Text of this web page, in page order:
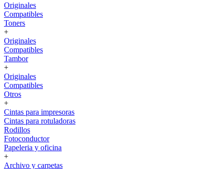
Originales
Compatibles
Toners
+
Originales
Compatibles
Tambor
+
Originales
Compatibles
Otros
+
Cintas para impresoras
Cintas para rotuladoras
Rodillos
Fotoconductor
Papeleria y oficina
+
Archivo y carpetas